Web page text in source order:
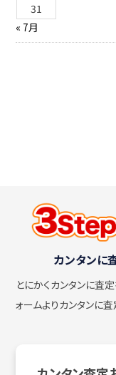
31
« 7月
カンタンに
とにかくカンタンに査
ォームよりカンタンに